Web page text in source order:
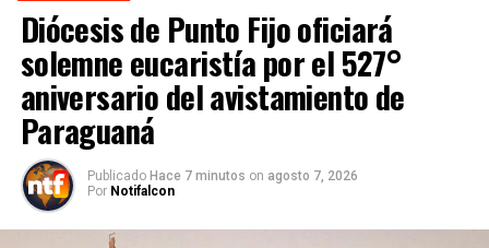
Diócesis de Punto Fijo oficiará
solemne eucaristía por el 527°
aniversario del avistamiento de
Paraguaná
Publicado Hace 7 minutos on agosto 7, 2026
Por Notifalcon